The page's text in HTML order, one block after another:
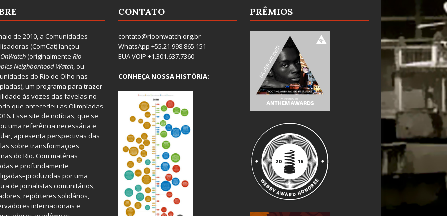
de 2010, a Comunidades
(ComCat) lançou
(originalmente Rio
Neighborhood Watch, ou
do Rio de Olho nas
um programa para trazer
às vozes das favelas no
que antecedeu as Olimpíadas
Esse site de notícias, que se
uma referência necessária e
apresenta perspectivas das
sobre transformações
do Rio. Com matérias
e profundamente
por uma
de jornalistas comunitários,
repórteres solidários,
internacionais e
CONTATO
contato@rioonwatch.org.br
WhatsApp +55.21.998.865.151
EUA VOIP +1.301.637.7360
CONHEÇA NOSSA HISTÓRIA:
PRÊMIOS